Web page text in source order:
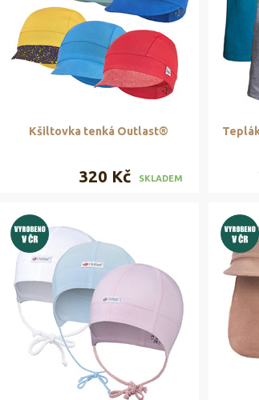
Kšiltovka tenká Outlast®
320 Kč SKLADEM